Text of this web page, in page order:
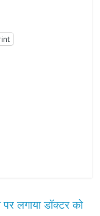
लगाया डॉक्टर को